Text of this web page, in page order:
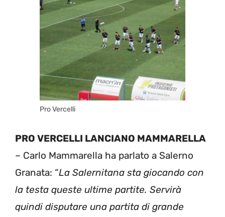
Pro Vercelli
PRO VERCELLI LANCIANO MAMMARELLA
– Carlo Mammarella ha parlato a Salerno
Granata: “La Salernitana sta giocando con
la testa queste ultime partite. Servirà
quindi disputare una partita di grande